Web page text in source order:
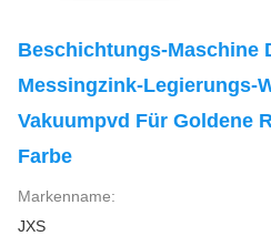
Beschichtungs-Maschine
Messingzink-Legierungs-
Vakuumpvd Für Goldene
Farbe
Markenname:
JXS